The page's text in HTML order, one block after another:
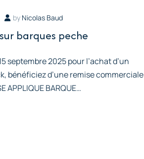
by Nicolas Baud
barques peche
septembre 2025 pour l’achat d’un
bénéficiez d’une remise commerciale
APPLIQUE BARQUE…